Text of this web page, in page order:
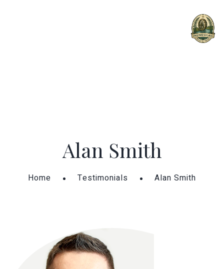
Alan Smith
Home Testimonials Alan Smith